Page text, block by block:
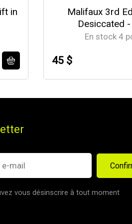
in
Malifaux 3rd
Desiccated -
En stock 4
45 $
vous désinscrire à tout moment